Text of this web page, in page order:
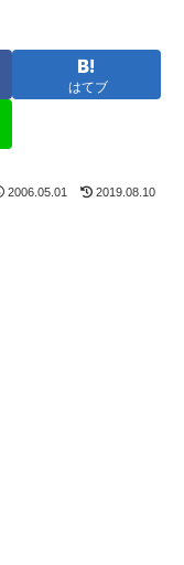
はてブ
2006.05.01 2019.08.10